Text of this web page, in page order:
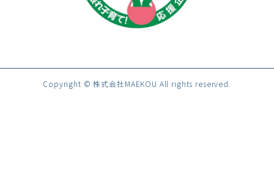
Copyright © 株式会社MAEKOU All rights reserved.